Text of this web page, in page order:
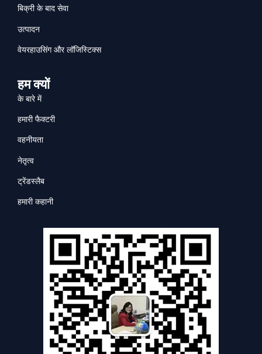
बिक्री के बाद सेवा
उत्पादन
वेयरहाउसिंग और लॉजिस्टिक्स
हम क्यों
के बारे में
हमारी फैक्टरी
वहनीयता
नेतृत्व
ट्रेंडस्लैब
हमारी कहानी